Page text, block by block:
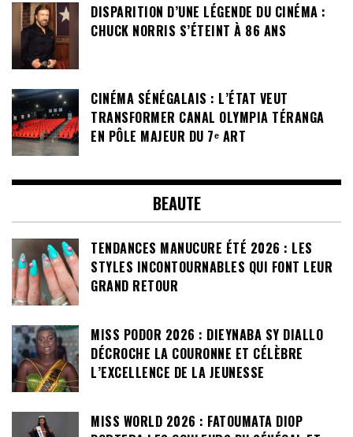
DISPARITION D’UNE LÉGENDE DU CINÉMA :
CHUCK NORRIS S’ÉTEINT À 86 ANS
CINÉMA SÉNÉGALAIS : L’ÉTAT VEUT
TRANSFORMER CANAL OLYMPIA TÉRANGA
EN PÔLE MAJEUR DU 7ᵉ ART
BEAUTE
TENDANCES MANUCURE ÉTÉ 2026 : LES
STYLES INCONTOURNABLES QUI FONT LEUR
GRAND RETOUR
MISS PODOR 2026 : DIEYNABA SY DIALLO
DÉCROCHE LA COURONNE ET CÉLÈBRE
L’EXCELLENCE DE LA JEUNESSE
MISS WORLD 2026 : FATOUMATA DIOP